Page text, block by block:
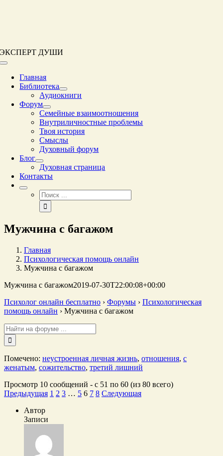
ЭКСПЕРТ ДУШИ
Переключение
навигацииГлавная
Библиотека
Аудиокниги
Форум
Семейные взаимоотношения
Внутриличностные проблемы
Твоя история
Смыслы
Духовный форум
Блог
Духовная страница
Контакты
Результат
поиска:
Мужчина с багажом
Главная
Психологическая помощь онлайн
Мужчина с багажом
Мужчина с багажом2019-07-30T22:00:08+00:00
Психолог онлайн бесплатно › Форумы › Психологическая
помощь онлайн › Мужчина с багажом
Поиск:
Помечено: неустроенная личная жизнь, отношения, с
женатым, сожительство, третий лишний
Просмотр 10 сообщений - с 51 по 60 (из 80 всего)
Предыдущая 1 2 3 … 5 6 7 8 Следующая
Автор
Записи